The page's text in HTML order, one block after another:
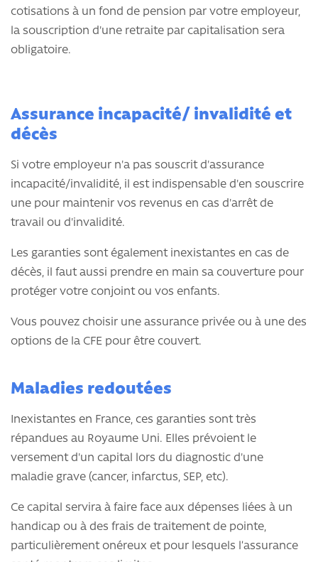
cotisations à un fond de pension par votre employeur,
la souscription d'une retraite par capitalisation sera
obligatoire.
Assurance incapacité/ invalidité et
décès
Si votre employeur n'a pas souscrit d'assurance
incapacité/invalidité, il est indispensable d'en souscrire
une pour maintenir vos revenus en cas d'arrêt de
travail ou d'invalidité.
Les garanties sont également inexistantes en cas de
décès, il faut aussi prendre en main sa couverture pour
protéger votre conjoint ou vos enfants.
Vous pouvez choisir une assurance privée ou à une des
options de la CFE pour être couvert.
Maladies redoutées
Inexistantes en France, ces garanties sont très
répandues au Royaume Uni. Elles prévoient le
versement d'un capital lors du diagnostic d'une
maladie grave (cancer, infarctus, SEP, etc).
Ce capital servira à faire face aux dépenses liées à un
handicap ou à des frais de traitement de pointe,
particulièrement onéreux et pour lesquels l’assurance